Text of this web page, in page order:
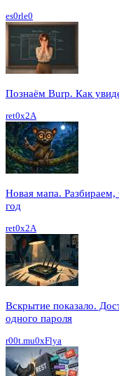
es0rle0
Познаём Burp. Как
ret0x2A
Новая мапа. Разбираем,
год
ret0x2A
Вскрытие показало.
одного пароля
r00t.mu0xFlya